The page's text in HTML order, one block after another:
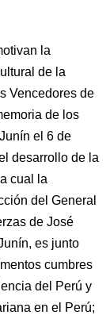
la
de la
Vencedores de
de los
el 6 de
desarrollo de la
cual la
del General
de José
es junto
cumbres
del Perú y
en el Perú;